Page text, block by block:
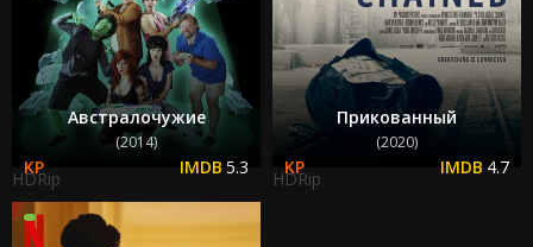
Австралочужие
(2014)
5.3
HDRip
Прикованный
(2020)
4.7
HDRip